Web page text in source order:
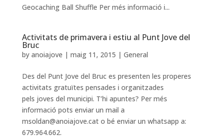
Geocaching Ball Shuffle Per més informació i...
Activitats de primavera i estiu al Punt Jove del
Bruc
by anoiajove | maig 11, 2015 | General
Des del Punt Jove del Bruc es presenten les properes
activitats gratuïtes pensades i organitzades
pels joves del municipi. T’hi apuntes? Per més
informació pots enviar un mail a
msoldan@anoiajove.cat o bé enviar un whatsapp a:
679.964.662.